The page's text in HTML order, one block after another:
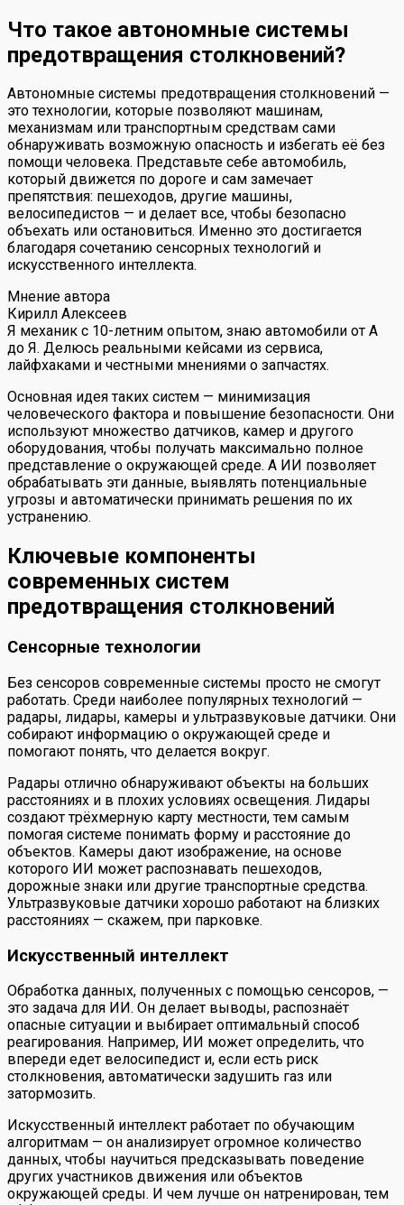
Что такое автономные системы
предотвращения столкновений?
Автономные системы предотвращения столкновений —
это технологии, которые позволяют машинам,
механизмам или транспортным средствам сами
обнаруживать возможную опасность и избегать её без
помощи человека. Представьте себе автомобиль,
который движется по дороге и сам замечает
препятствия: пешеходов, другие машины,
велосипедистов — и делает все, чтобы безопасно
объехать или остановиться. Именно это достигается
благодаря сочетанию сенсорных технологий и
искусственного интеллекта.
Мнение автора
Кирилл Алексеев
Я механик с 10-летним опытом, знаю автомобили от А
до Я. Делюсь реальными кейсами из сервиса,
лайфхаками и честными мнениями о запчастях.
Основная идея таких систем — минимизация
человеческого фактора и повышение безопасности. Они
используют множество датчиков, камер и другого
оборудования, чтобы получать максимально полное
представление о окружающей среде. А ИИ позволяет
обрабатывать эти данные, выявлять потенциальные
угрозы и автоматически принимать решения по их
устранению.
Ключевые компоненты
современных систем
предотвращения столкновений
Сенсорные технологии
Без сенсоров современные системы просто не смогут
работать. Среди наиболее популярных технологий —
радары, лидары, камеры и ультразвуковые датчики. Они
собирают информацию о окружающей среде и
помогают понять, что делается вокруг.
Радары отлично обнаруживают объекты на больших
расстояниях и в плохих условиях освещения. Лидары
создают трёхмерную карту местности, тем самым
помогая системе понимать форму и расстояние до
объектов. Камеры дают изображение, на основе
которого ИИ может распознавать пешеходов,
дорожные знаки или другие транспортные средства.
Ультразвуковые датчики хорошо работают на близких
расстояниях — скажем, при парковке.
Искусственный интеллект
Обработка данных, полученных с помощью сенсоров, —
это задача для ИИ. Он делает выводы, распознаёт
опасные ситуации и выбирает оптимальный способ
реагирования. Например, ИИ может определить, что
впереди едет велосипедист и, если есть риск
столкновения, автоматически задушить газ или
затормозить.
Искусственный интеллект работает по обучающим
алгоритмам — он анализирует огромное количество
данных, чтобы научиться предсказывать поведение
других участников движения или объектов
окружающей среды. И чем лучше он натренирован, тем